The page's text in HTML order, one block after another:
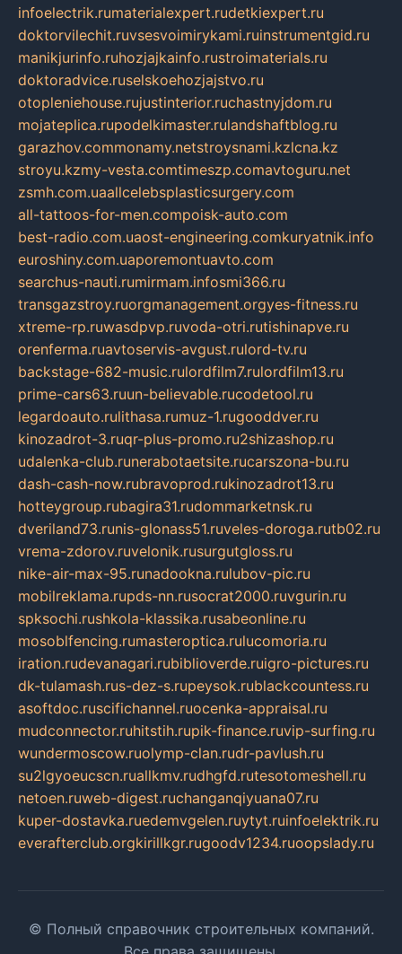
infoelectrik.rumaterialexpert.rudetkiexpert.ru
doktorvilechit.ruvsesvoimirykami.ruinstrumentgid.ru
manikjurinfo.ruhozjajkainfo.rustroimaterials.ru
doktoradvice.ruselskoehozjajstvo.ru
otopleniehouse.rujustinterior.ruchastnyjdom.ru
mojateplica.rupodelkimaster.rulandshaftblog.ru
garazhov.commonamy.netstroysnami.kzlcna.kz
stroyu.kzmy-vesta.comtimeszp.comavtoguru.net
zsmh.com.uaallcelebsplasticsurgery.com
all-tattoos-for-men.compoisk-auto.com
best-radio.com.uaost-engineering.comkuryatnik.info
euroshiny.com.uaporemontuavto.com
searchus-nauti.rumirmam.infosmi366.ru
transgazstroy.ruorgmanagement.orgyes-fitness.ru
xtreme-rp.ruwasdpvp.ruvoda-otri.rutishinapve.ru
orenferma.ruavtoservis-avgust.rulord-tv.ru
backstage-682-music.rulordfilm7.rulordfilm13.ru
prime-cars63.ruun-believable.rucodetool.ru
legardoauto.rulithasa.rumuz-1.rugooddver.ru
kinozadrot-3.ruqr-plus-promo.ru2shizashop.ru
udalenka-club.runerabotaetsite.rucarszona-bu.ru
dash-cash-now.rubravoprod.rukinozadrot13.ru
hotteygroup.rubagira31.rudommarketnsk.ru
dveriland73.runis-glonass51.ruveles-doroga.rutb02.ru
vrema-zdorov.ruvelonik.rusurgutgloss.ru
nike-air-max-95.runadookna.rulubov-pic.ru
mobilreklama.rupds-nn.rusocrat2000.ruvgurin.ru
spksochi.rushkola-klassika.rusabeonline.ru
mosoblfencing.rumasteroptica.rulucomoria.ru
iration.rudevanagari.rubiblioverde.ruigro-pictures.ru
dk-tulamash.rus-dez-s.rupeysok.rublackcountess.ru
asoftdoc.ruscifichannel.ruocenka-appraisal.ru
mudconnector.ruhitstih.rupik-finance.ruvip-surfing.ru
wundermoscow.ruolymp-clan.rudr-pavlush.ru
su2lgyoeucscn.ruallkmv.rudhgfd.rutesotomeshell.ru
netoen.ruweb-digest.ruchanganqiyuana07.ru
kuper-dostavka.ruedemvgelen.ruytyt.ruinfoelektrik.ru
everafterclub.orgkirillkgr.rugoodv1234.ruoopslady.ru
© Полный справочник строительных компаний.